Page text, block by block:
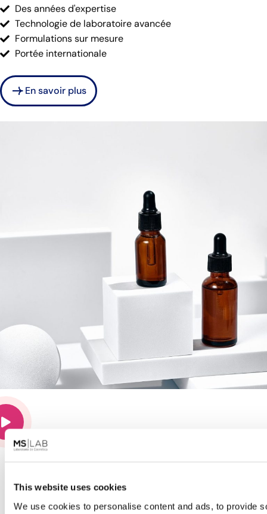
This website uses cookies
We use cookies to personalise content and ads, to provide
Des années d'expertise
Technologie de laboratoire avancée
Formulations sur mesure
Portée internationale
En savoir plus
·Notre processus